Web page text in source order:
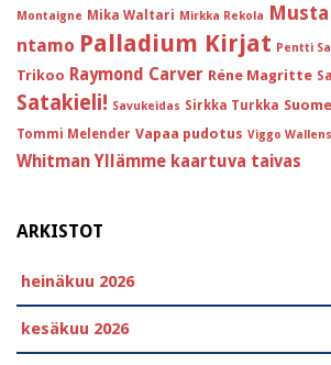
Montaigne Mika Waltari Mirkka Rekola
ntamo Palladium Kirjat Pentti
Trikoo Raymond Carver Réne Magritte
Satakieli! Savukeidas Sirkka Turkka
Tommi Melender Vapaa pudotus Viggo
Whitman Yllämme kaartuva taivas
ARKISTOT
heinäkuu 2026
kesäkuu 2026